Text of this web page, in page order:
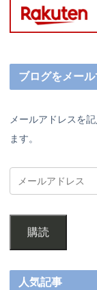
ブログをメール
メールアドレスを
ます。
購読
人気記事